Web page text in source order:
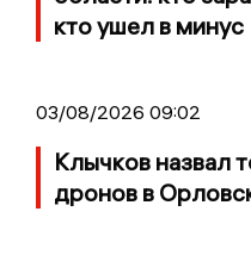
кто ушел в минус
03/08/2026 09:02
Клычков назвал
дронов в